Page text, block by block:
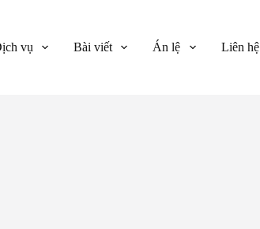
vụ Bài viết Án lệ Liên hệ